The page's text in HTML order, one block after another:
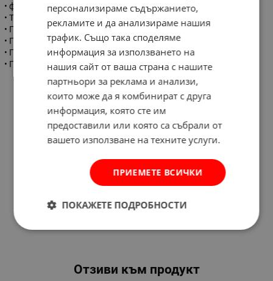
• ф-400мм, височина-125мм.
• Тегло 0.6кг.
• Предназначено за туристически бутилки по БДС стандарт.
• Предназначено за работа на открито.
• Подходящо за туризъм, къмпинг, в градината или планината
• Производител ORGAZ-Турция
Отзиви към продукт
персонализираме съдържанието,
рекламите и да анализираме нашия
трафик. Също така споделяме
информация за използването на
нашия сайт от ваша страна с нашите
партньори за реклама и анализи,
които може да я комбинират с друга
информация, която сте им
предоставили или която са събрали от
вашето използване на техните услуги.
ПРИЕМЕТЕ ВСИЧКИ
ПОКАЖЕТЕ ПОДРОБНОСТИ